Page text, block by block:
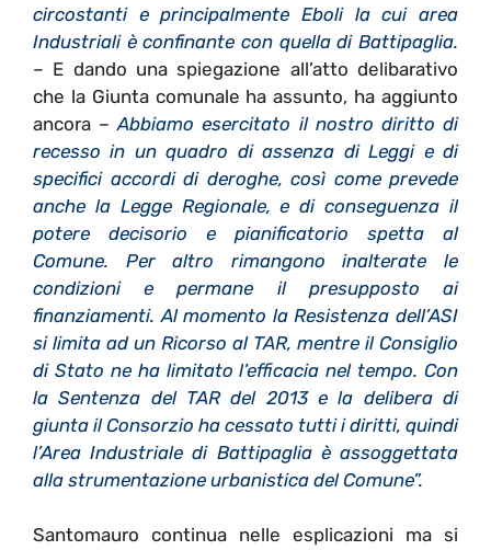
circostanti e principalmente Eboli la cui area
Industriali è confinante con quella di Battipaglia.
– E dando una spiegazione all’atto delibarativo
che la Giunta comunale ha assunto, ha aggiunto
ancora –Abbiamo esercitato il nostro diritto di
recesso in un quadro di assenza di Leggi e di
specifici accordi di deroghe, così come prevede
anche la Legge Regionale, e di conseguenza il
potere decisorio e pianificatorio spetta al
Comune. Per altro rimangono inalterate le
condizioni e permane il presupposto ai
finanziamenti. Al momento la Resistenza dell’ASI
si limita ad un Ricorso al TAR, mentre il Consiglio
di Stato ne ha limitato l’efficacia nel tempo. Con
la Sentenza del TAR del 2013 e la delibera di
giunta il Consorzio ha cessato tutti i diritti, quindi
l’Area Industriale di Battipaglia è assoggettata
alla strumentazione urbanistica del Comune”.
Santomauro continua nelle esplicazioni ma si